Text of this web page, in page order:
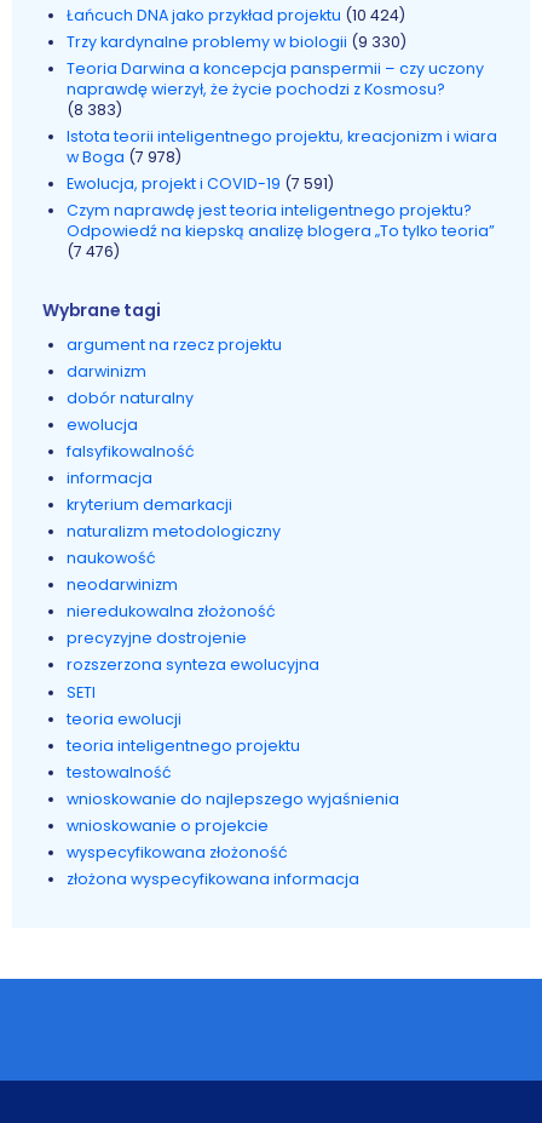
Łańcuch DNA jako przykład projektu (10 424)
Trzy kardynalne problemy w biologii (9 330)
Teoria Darwina a koncepcja panspermii – czy uczony
naprawdę wierzył, że życie pochodzi z Kosmosu?
(8 383)
Istota teorii inteligentnego projektu, kreacjonizm i wiara
w Boga (7 978)
Ewolucja, projekt i COVID-19 (7 591)
Czym naprawdę jest teoria inteligentnego projektu?
Odpowiedź na kiepską analizę blogera „To tylko teoria”
(7 476)
Wybrane tagi
argument na rzecz projektu
darwinizm
dobór naturalny
ewolucja
falsyfikowalność
informacja
kryterium demarkacji
naturalizm metodologiczny
naukowość
neodarwinizm
nieredukowalna złożoność
precyzyjne dostrojenie
rozszerzona synteza ewolucyjna
SETI
teoria ewolucji
teoria inteligentnego projektu
testowalność
wnioskowanie do najlepszego wyjaśnienia
wnioskowanie o projekcie
wyspecyfikowana złożoność
złożona wyspecyfikowana informacja